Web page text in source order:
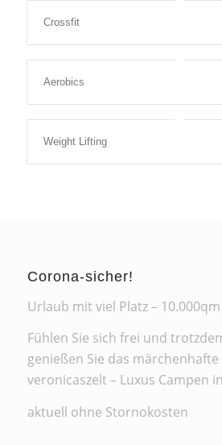
Crossfit
Aerobics
Weight Lifting
Corona-sicher!
Urlaub mit viel Platz –
Fühlen Sie sich frei und
genießen Sie das
veronicaszelt – Luxus Campen
aktuell ohne Stornokosten